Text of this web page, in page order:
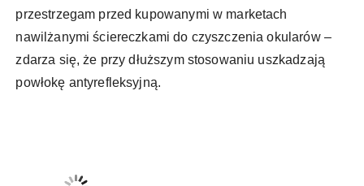
przestrzegam przed kupowanymi w marketach
nawilżanymi ściereczkami do czyszczenia okularów –
zdarza się, że przy dłuższym stosowaniu uszkadzają
powłokę antyrefleksyjną.